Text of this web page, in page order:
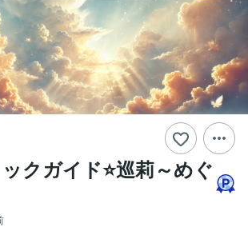
クガイド⭐️巡莉～めぐ